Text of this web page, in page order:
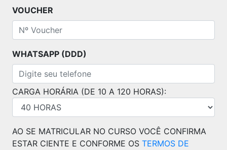
VOUCHER
WHATSAPP (DDD)
CARGA HORÁRIA (DE 10 A 120 HORAS):
AO SE MATRICULAR NO CURSO VOCÊ CONFIRMA
ESTAR CIENTE E CONFORME OS TERMOS DE